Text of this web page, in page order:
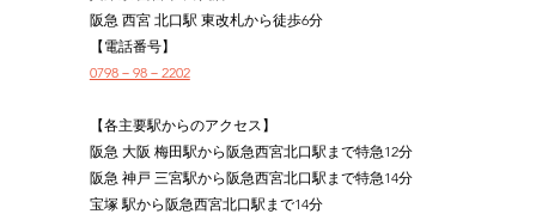
阪急 西宮 北口駅 東改札から徒歩6分
【電話番号】
0798－98－2202
【各主要駅からのアクセス】
阪急 大阪 梅田駅から阪急西宮北口駅まで特急12分
阪急 神戸 三宮駅から阪急西宮北口駅まで特急14分
宝塚 駅から阪急西宮北口駅まで14分